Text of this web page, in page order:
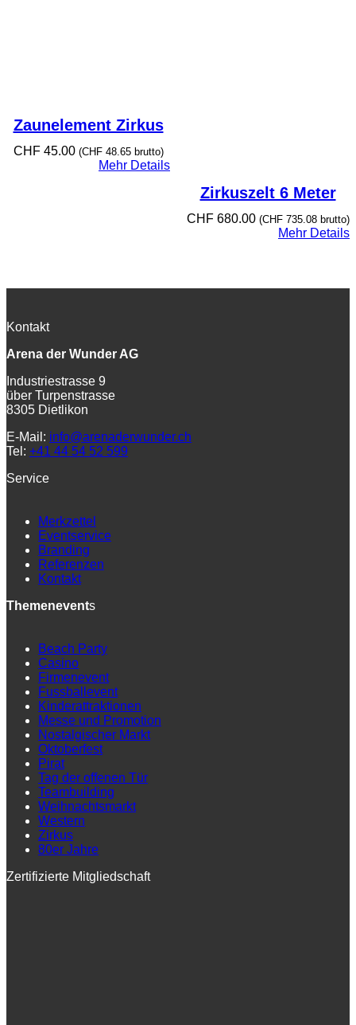
Zaunelement Zirkus
CHF45.00 (CHF48.65brutto)
Mehr Details
Zirkuszelt 6 Meter
CHF680.00 (CHF735.08brutto)
Mehr Details
Kontakt
Arena der Wunder AG
Industriestrasse 9
über Turpenstrasse
8305 Dietlikon
E-Mail: info@arenaderwunder.ch
Tel: +41 44 54 52 599
Service
Merkzettel
Eventservice
Branding
Referenzen
Kontakt
Themenevents
Beach Party
Casino
Firmenevent
Fussballevent
Kinderattraktionen
Messe und Promotion
Nostalgischer Markt
Oktoberfest
Pirat
Tag der offenen Tür
Teambuilding
Weihnachtsmarkt
Western
Zirkus
80er Jahre
Zertifizierte Mitgliedschaft